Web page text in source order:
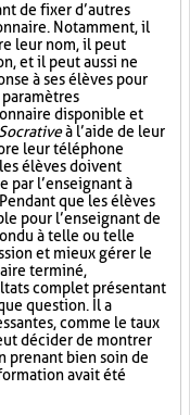
de fixer d’autres
Notamment, il
leur nom, il peut
et il peut aussi ne
à ses élèves pour
disponible et
Socrativeà l’aide de leur
leur téléphone
élèves doivent
par l’enseignant à
que les élèves
pour l’enseignant de
à telle ou telle
et mieux gérer le
terminé,
complet présentant
question. Il a
comme le taux
décider de montrer
prenant bien soin de
avait été